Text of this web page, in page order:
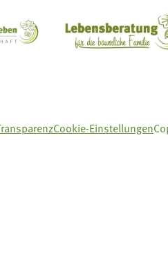
Mit Bäuerinnen
Cookie-Einstellungen